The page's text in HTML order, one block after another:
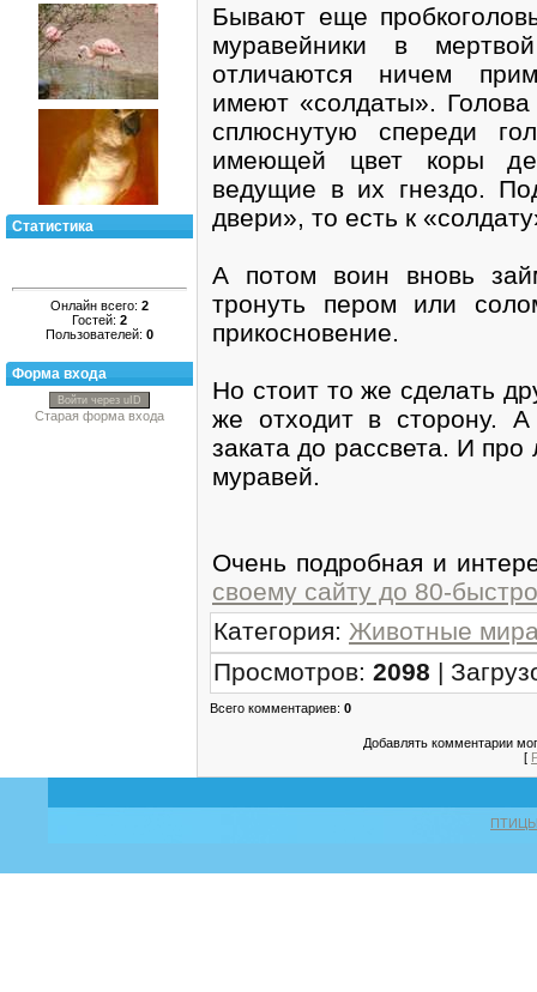
Статистика
Онлайн всего: 2
Гостей: 2
Пользователей: 0
Форма входа
Войти через uID
Старая форма входа
Бывают еще
муравейники в
отличаются ничем
имеют «солдаты».
сплюснутую спереди
имеющей цвет коры
ведущие в их гнездо.
двери», то есть к
А потом воин вновь
тронуть пером или
прикосновение.
Но стоит то же сделать
же отходит в сторону.
заката до рассвета. И про
муравей.
Очень подробная и
своему сайту до 80-
Категория: Животные
Просмотров: 2098 |
Всего комментариев: 0
Добавлять комментарии
[